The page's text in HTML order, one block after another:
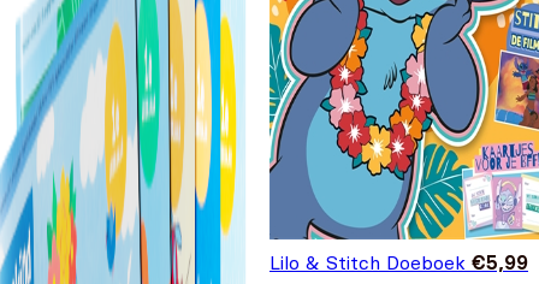
Lilo & Stitch Doeboek €5,99